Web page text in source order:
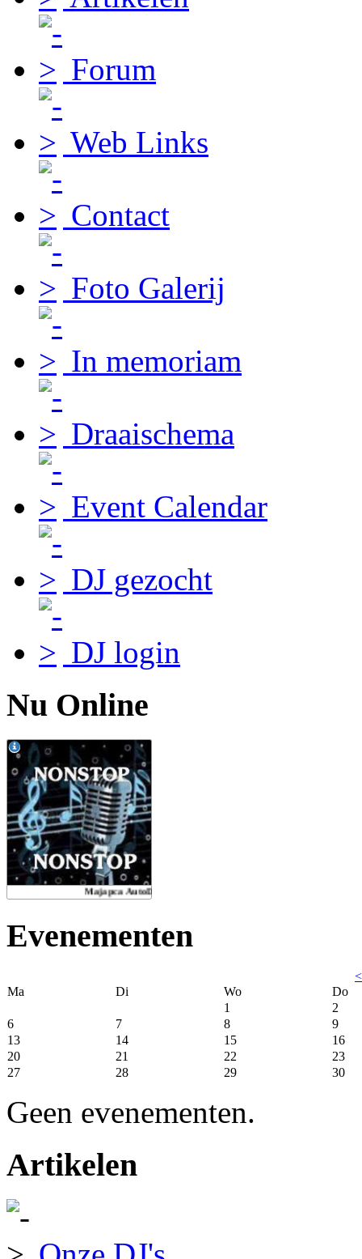
Forum
Web Links
Contact
Foto Galerij
In memoriam
Draaischema
Event Calendar
DJ gezocht
DJ login
Nu Online
Evenementen
Ma
Di Wo
Do
1
2
6
7 8
9
13
14 15
16
20
21 22
23
27
28 29 30
Geen evenementen.
Artikelen